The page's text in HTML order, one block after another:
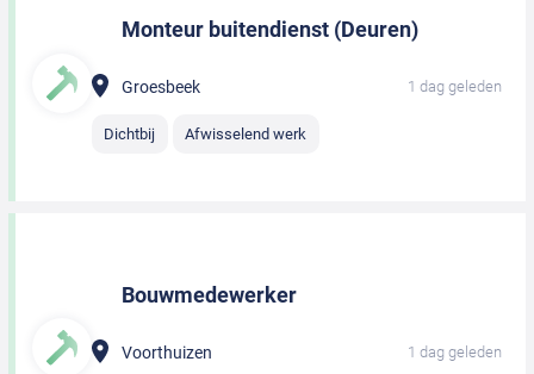
Monteur buitendienst (Deuren)
Groesbeek 1 dag geleden
Dichtbij Afwisselend werk
Bouwmedewerker
Voorthuizen 1 dag geleden